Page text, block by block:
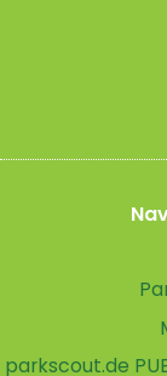
parkscout.de